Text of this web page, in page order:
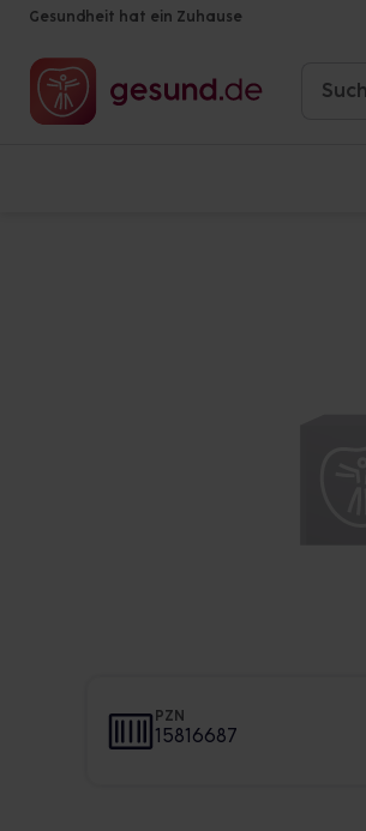
Gesundheit hat ein Zuhause
PZN
15816687